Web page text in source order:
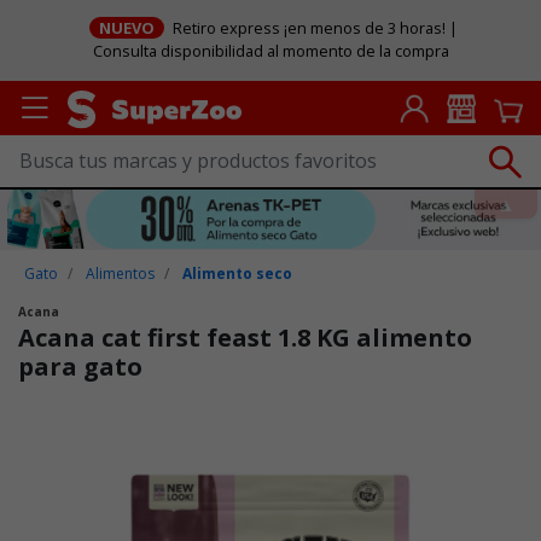
NUEVO
Retiro express ¡en menos de 3 horas! |
Consulta disponibilidad al momento de la compra
Gato Alimentos Alimento seco
Acana
Acana cat first feast 1.8 KG alimento
para gato